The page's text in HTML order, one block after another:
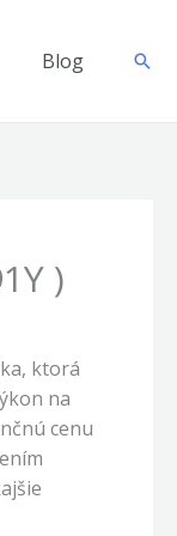
Blog
)
ktorá
na
cenu